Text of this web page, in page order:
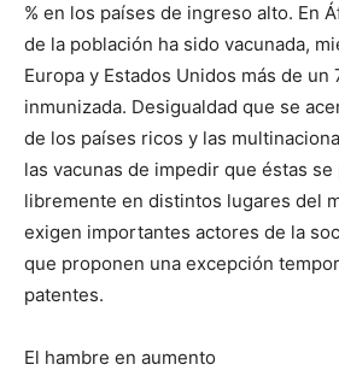
% en los países de ingreso alto. En
de la población ha sido vacunada,
Europa y Estados Unidos más de un
inmunizada. Desigualdad que se
de los países ricos y las
las vacunas de impedir que éstas se
libremente en distintos lugares del
exigen importantes actores de la
que proponen una excepción
patentes.
El hambre en aumento